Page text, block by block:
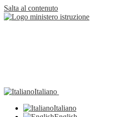
Salta al contenuto
Italiano
Italiano